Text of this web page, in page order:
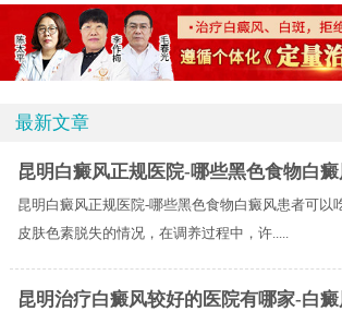
最新文章
昆明白癜风正规医院-哪些黑色食物白
昆明白癜风正规医院-哪些黑色食物白癜风患者可以
皮肤色素脱失的情况，在调养过程中，许.....
昆明治疗白癜风较好的医院有哪家-白